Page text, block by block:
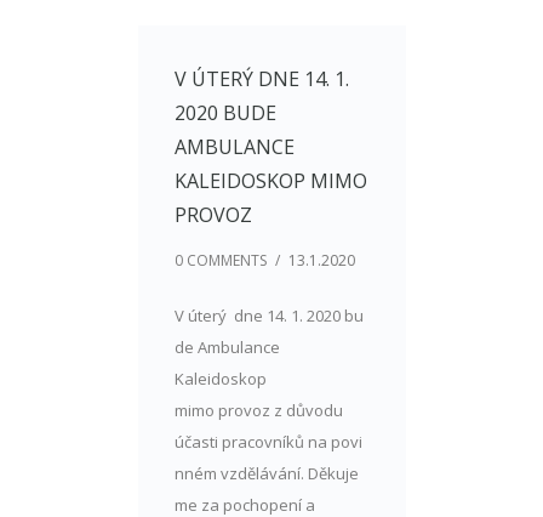
V ÚTERÝ DNE 14. 1.
2020 BUDE
AMBULANCE
KALEIDOSKOP MIMO
PROVOZ
0 COMMENTS / 13.1.2020
V úterý dne 14. 1. 2020 bu
de Ambulance
Kaleidoskop
mimo provoz z důvodu
účasti pracovníků na povi
nném vzdělávání. Děkuje
me za pochopení a